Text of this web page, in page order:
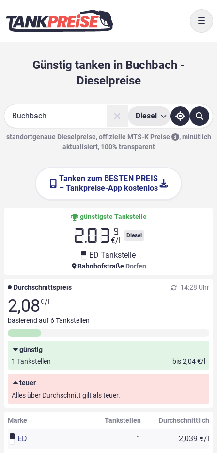
Günstig tanken in Buchbach -
Dieselpreise
Suche
Diesel
standortgenaue Dieselpreise, offizielle MTS-K Preise ,minütlich
aktualisiert, 100% transparent
Tanken zum BESTEN PREIS
– Tankpreise-App kostenlos
günstigste Tankstelle
2.03 9
€/l
Diesel
ED Tankstelle
Bahnhofstraße Dorfen
Durchschnittspreis 14:28 Uhr
2,08€/l
basierend auf 6Tankstellen
günstig
1 Tankstellen
bis 2,04 €/l
teuer
Alles über Durchschnitt gilt als teuer.
Marke Tankstellen Durchschnittlich
ED 1 2,039 €/l